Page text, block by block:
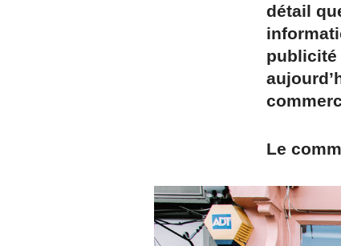
détail
publicité
Le